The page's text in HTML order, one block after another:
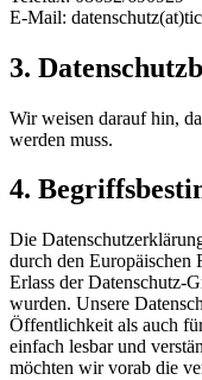
E-Mail:
3.
Wir weisen darauf hin,
werden muss.
4.
Die
durch den Europäischen
Erlass der Datenschutz-
wurden. Unsere
Öffentlichkeit als auch
einfach lesbar und
möchten wir vorab die